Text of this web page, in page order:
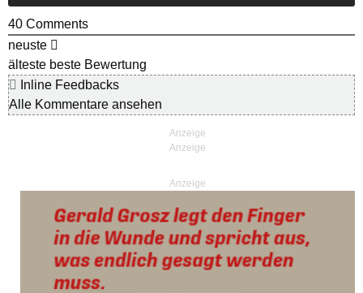
40 Comments
neuste
älteste beste Bewertung
Inline Feedbacks
Alle Kommentare ansehen
Anzeige